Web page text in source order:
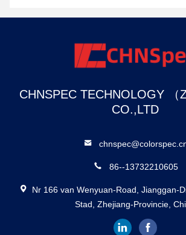
CHNSPEC TECHNOLOGY （
CO.,LTD
86--13732210605
Nr 166 van Wenyuan-Road, Jianggan-
Stad, Zhejiang-Provincie,